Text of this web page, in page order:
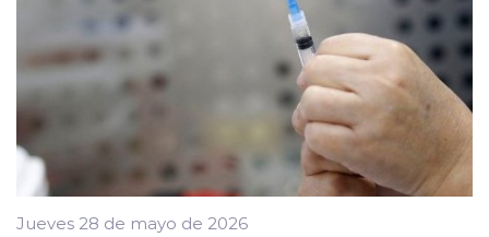
Jueves 28 de mayo de 2026